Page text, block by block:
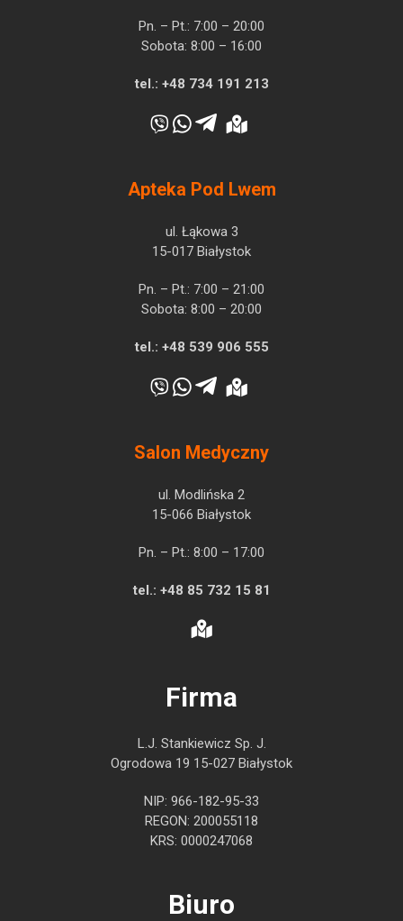
Pn. – Pt.: 7:00 – 20:00
Sobota: 8:00 – 16:00
tel.: +48 734 191 213
Apteka Pod Lwem
ul. Łąkowa 3
15-017 Białystok
Pn. – Pt.: 7:00 – 21:00
Sobota: 8:00 – 20:00
tel.: +48 539 906 555
Salon Medyczny
ul. Modlińska 2
15-066 Białystok
Pn. – Pt.: 8:00 – 17:00
tel.: +48 85 732 15 81
Firma
L.J. Stankiewicz Sp. J.
Ogrodowa 19 15-027 Białystok
NIP: 966-182-95-33
REGON: 200055118
KRS: 0000247068
Biuro